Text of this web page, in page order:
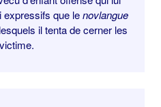
que lenovlangue
il tenta de cerner les